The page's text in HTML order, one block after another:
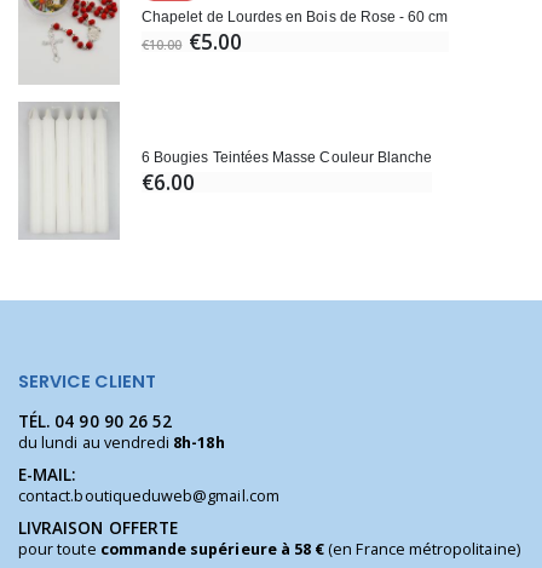
Chapelet de Lourdes en Bois de Rose - 60 cm
€10.00 €5.00
6 Bougies Teintées Masse Couleur Blanche
€6.00
SERVICE CLIENT
TÉL. 04 90 90 26 52
du lundi au vendredi 8h-18h
E-MAIL:
contact.boutiqueduweb@gmail.com
LIVRAISON OFFERTE
pour toute commande supérieure à 58 €(en France métropolitaine)